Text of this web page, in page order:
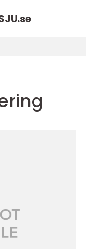
se